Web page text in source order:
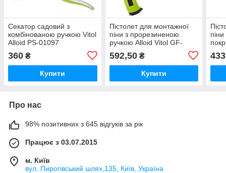
Секатор садовий з
комбінованою ручкою Vitol
Alloid PS-01097
360 ₴
Купити
Пістолет для монтажної
піни з прорезиненою
ручкою Alloid Vitol GF-
592,50₴
Купити
Про нас
98% позитивних з 645 відгуків за рік
Працює з 03.07.2015
м. Київ
вул. Пирогівський шлях,135, Київ, Україна